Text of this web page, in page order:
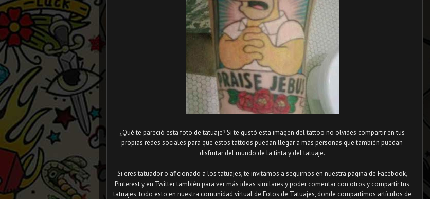
¿Qué te pareció esta foto de tatuaje? Si te gustó esta imagen del tattoo no olvides compartir en tus
propias redes sociales para que estos tattoos puedan llegar a más personas que también puedan
disfrutar del mundo de la tinta y del tatuaje.
Si eres tatuador o aficionado a los tatuajes, te invitamos a seguirnos en nuestra página de Facebook,
Pinterest y en Twitter también para ver más ideas similares y poder comentar con otros y compartir tus
tatuajes, todo esto en nuestra comunidad virtual de Fotos de Tatuajes, donde compartimos artículos de